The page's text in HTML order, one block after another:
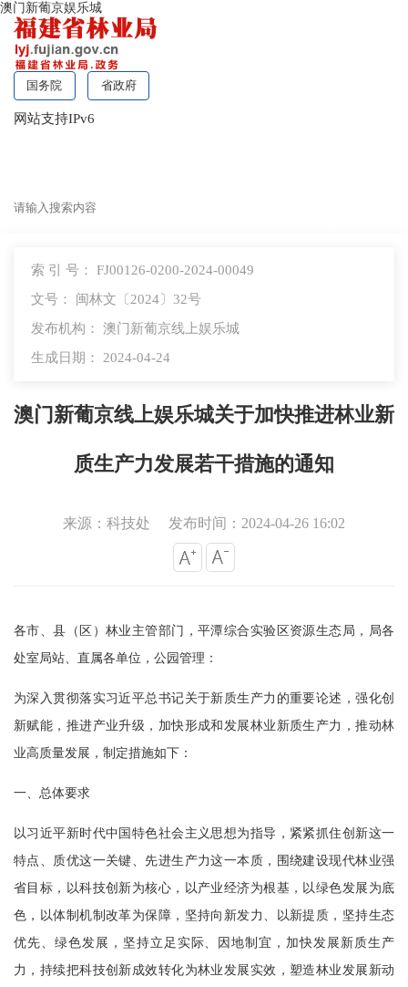
澳门新葡京娱乐城
国务院 省政府
网站支持IPv6
索 引 号： FJ00126-0200-2024-00049
文号： 闽林文〔2024〕32号
发布机构： 澳门新葡京线上娱乐城
生成日期： 2024-04-24
澳门新葡京线上娱乐城关于加快推进林业新
质生产力发展若干措施的通知
来源：科技处 发布时间：2024-04-26 16:02
各市、县（区）林业主管部门，平潭综合实验区资源生态局，局各
处室局站、直属各单位，公园管理：
为深入贯彻落实习近平总书记关于新质生产力的重要论述，强化创
新赋能，推进产业升级，加快形成和发展林业新质生产力，推动林
业高质量发展，制定措施如下：
一、总体要求
以习近平新时代中国特色社会主义思想为指导，紧紧抓住创新这一
特点、质优这一关键、先进生产力这一本质，围绕建设现代林业强
省目标，以科技创新为核心，以产业经济为根基，以绿色发展为底
色，以体制机制改革为保障，坚持向新发力、以新提质，坚持生态
优先、绿色发展，坚持立足实际、因地制宜，加快发展新质生产
力，持续把科技创新成效转化为林业发展实效，塑造林业发展新动